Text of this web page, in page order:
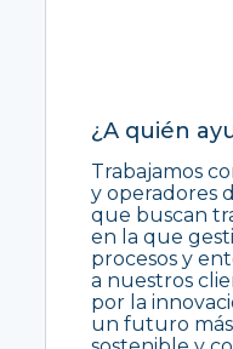
¿A quién
Trabajamos
y operadores
que buscan
en la que
procesos y
a nuestros
por la
un futuro